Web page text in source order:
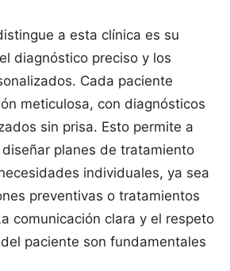
a esta clínica es su
diagnóstico preciso y los
Cada paciente
meticulosa, con diagnósticos
sin prisa. Esto permite a
planes de tratamiento
individuales, ya sea
preventivas o tratamientos
comunicación clara y el respeto
paciente son fundamentales